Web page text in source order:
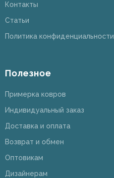
Контакты
Статьи
Политика конфиденциальности
Полезное
Примерка ковров
Индивидуальный заказ
Доставка и оплата
Возврат и обмен
Оптовикам
Дизайнерам